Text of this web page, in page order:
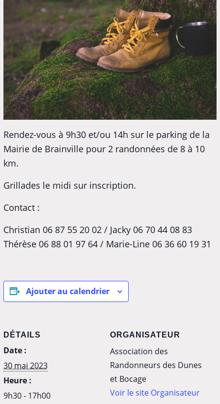
Rendez-vous à 9h30 et/ou 14h sur le parking de la
Mairie de Brainville pour 2 randonnées de 8 à 10
km.
Grillades le midi sur inscription.
Contact :
Christian 06 87 55 20 02 / Jacky 06 70 44 08 83
Thérèse 06 88 01 97 64 / Marie-Line 06 36 60 19 31
Ajouter au calendrier
DÉTAILS
Date :
30 mai 2023
Heure :
9h30 - 17h00
ORGANISATEUR
Association des
Randonneurs des Dunes
et Bocage
Voir le site Organisateur